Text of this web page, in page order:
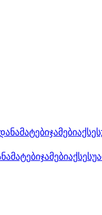
ჯამები
ჯამები